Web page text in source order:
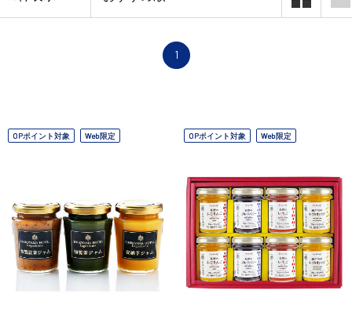
1
OPポイント対象 Web限定 OPポイント対象 Web限定